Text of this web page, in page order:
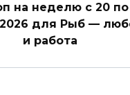
на неделю с 20 по
для Рыб —
и работа